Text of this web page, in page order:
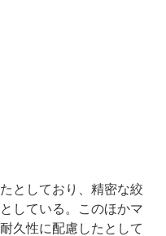
としており、精密な絞
している。このほかマ
久性に配慮したとして